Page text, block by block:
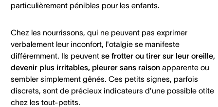
particulièrement pénibles pour les enfants.
Chez les nourrissons, qui ne peuvent pas exprimer
verbalement leur inconfort, l'otalgie se manifeste
différemment. Ils peuvent se frotter ou tirer sur leur oreille,
devenir plus irritables, pleurer sans raison apparente ou
sembler simplement gênés. Ces petits signes, parfois
discrets, sont de précieux indicateurs d’une possible otite
chez les tout-petits.